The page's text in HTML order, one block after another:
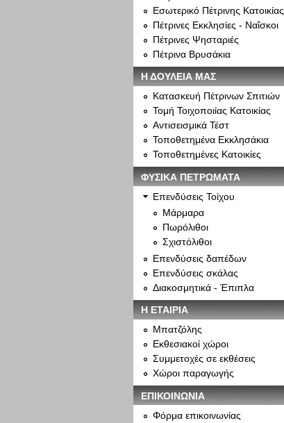
Εσωτερικό Πέτρινης Κατοικίας
Πέτρινες Εκκλησίες - Ναΐσκοι
Πέτρινες Ψησταριές
Πέτρινα Βρυσάκια
Η ΔΟΥΛΕΙΑ ΜΑΣ
Κατασκευή Πέτρινων Σπιτιών
Τομή Τοιχοποιίας Κατοικίας
Αντισεισμικά Τέστ
Τοποθετημένα Εκκλησάκια
Τοποθετημένες Κατοικίες
ΦΥΣΙΚΑ ΠΕΤΡΩΜΑΤΑ
Επενδύσεις Τοίχου
Μάρμαρα
Πωρόλιθοι
Σχιστόλιθοι
Επενδύσεις δαπέδων
Επενδύσεις σκάλας
Διακοσμητικά - Έπιπλα
Η ΕΤΑΙΡΙΑ
Μπατζόλης
Εκθεσιακοί χώροι
Συμμετοχές σε εκθέσεις
Χώροι παραγωγής
ΕΠΙΚΟΙΝΩΝΙΑ
Φόρμα επικοινωνίας